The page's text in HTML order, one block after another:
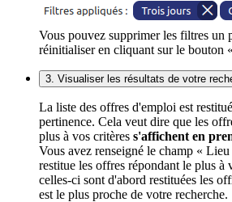
Vous pouvez supprimer les filtres un
réinitialiser en cliquant sur le bouton
3. Visualiser les résultats de votre
La liste des offres d'emploi est
pertinence. Cela veut dire que les
plus à vos critères s'affichent en
Vous avez renseigné le champ «
restitue les offres répondant le plus à
celles-ci sont d'abord restituées les
est le plus proche de votre recherche.